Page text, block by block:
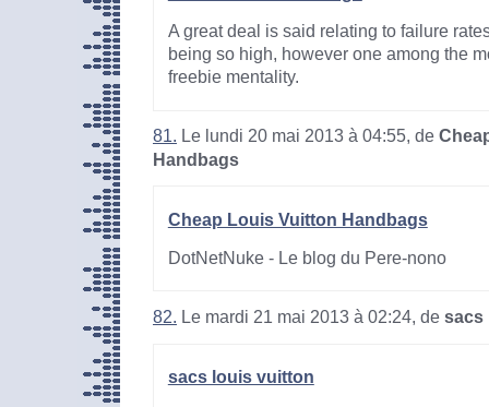
A great deal is said relating to failure
being so high, however one among the
freebie mentality.
81. Le lundi 20 mai 2013 à 04:55, de
Handbags
Cheap Louis Vuitton Handbags
DotNetNuke - Le blog du Pere-nono
82. Le mardi 21 mai 2013 à 02:24, de sacs
sacs louis vuitton